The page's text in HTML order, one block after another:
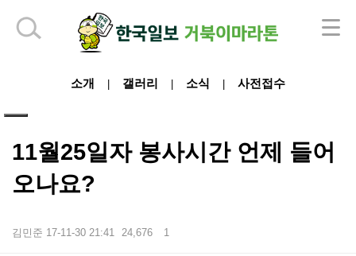
소개 갤러리 소식 사전접수
11월25일자 봉사시간 언제 들어
오나요?
김민준 17-11-30 21:41 24,676 1
하단 영역